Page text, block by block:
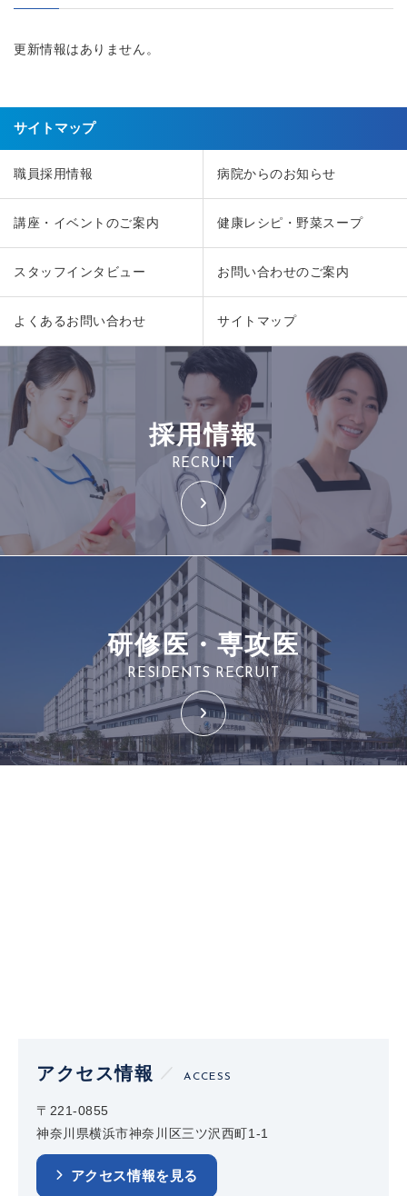
更新情報はありません。
サイトマップ
職員採用情報 病院からのお知らせ
講座・イベントのご案内 健康レシピ・野菜スープ
スタッフインタビュー お問い合わせのご案内
よくあるお問い合わせ サイトマップ
採用情報
RECRUIT
研修医・専攻医
RESIDENTS RECRUIT
アクセス情報 ACCESS
〒221-0855
神奈川県横浜市神奈川区三ツ沢西町1-1
アクセス情報を見る